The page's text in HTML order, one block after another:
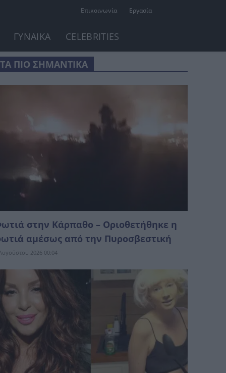
Επικοινωνία Εργασία
ΓΥΝΑΙΚΑ CELEBRITIES
ΤΑ ΠΙΟ ΣΗΜΑΝΤΙΚΑ
στην Κάρπαθο – Οριοθετήθηκε η
αμέσως από την Πυροσβεστική
2026 00:04